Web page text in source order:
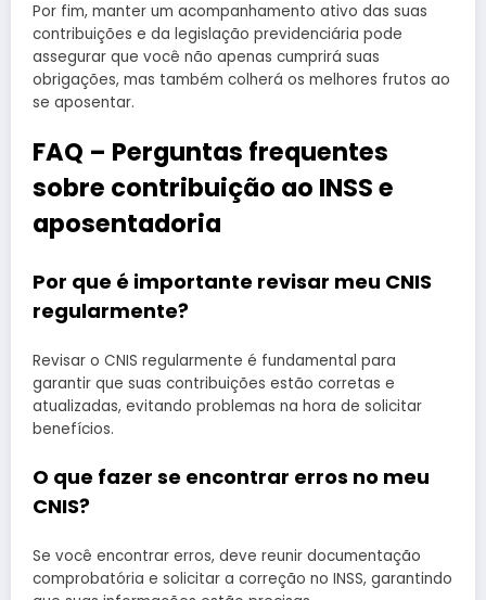
Por fim, manter um acompanhamento ativo das suas
contribuições e da legislação previdenciária pode
assegurar que você não apenas cumprirá suas
obrigações, mas também colherá os melhores frutos ao
se aposentar.
FAQ – Perguntas frequentes
sobre contribuição ao INSS e
aposentadoria
Por que é importante revisar meu CNIS
regularmente?
Revisar o CNIS regularmente é fundamental para
garantir que suas contribuições estão corretas e
atualizadas, evitando problemas na hora de solicitar
benefícios.
O que fazer se encontrar erros no meu
CNIS?
Se você encontrar erros, deve reunir documentação
comprobatória e solicitar a correção no INSS, garantindo